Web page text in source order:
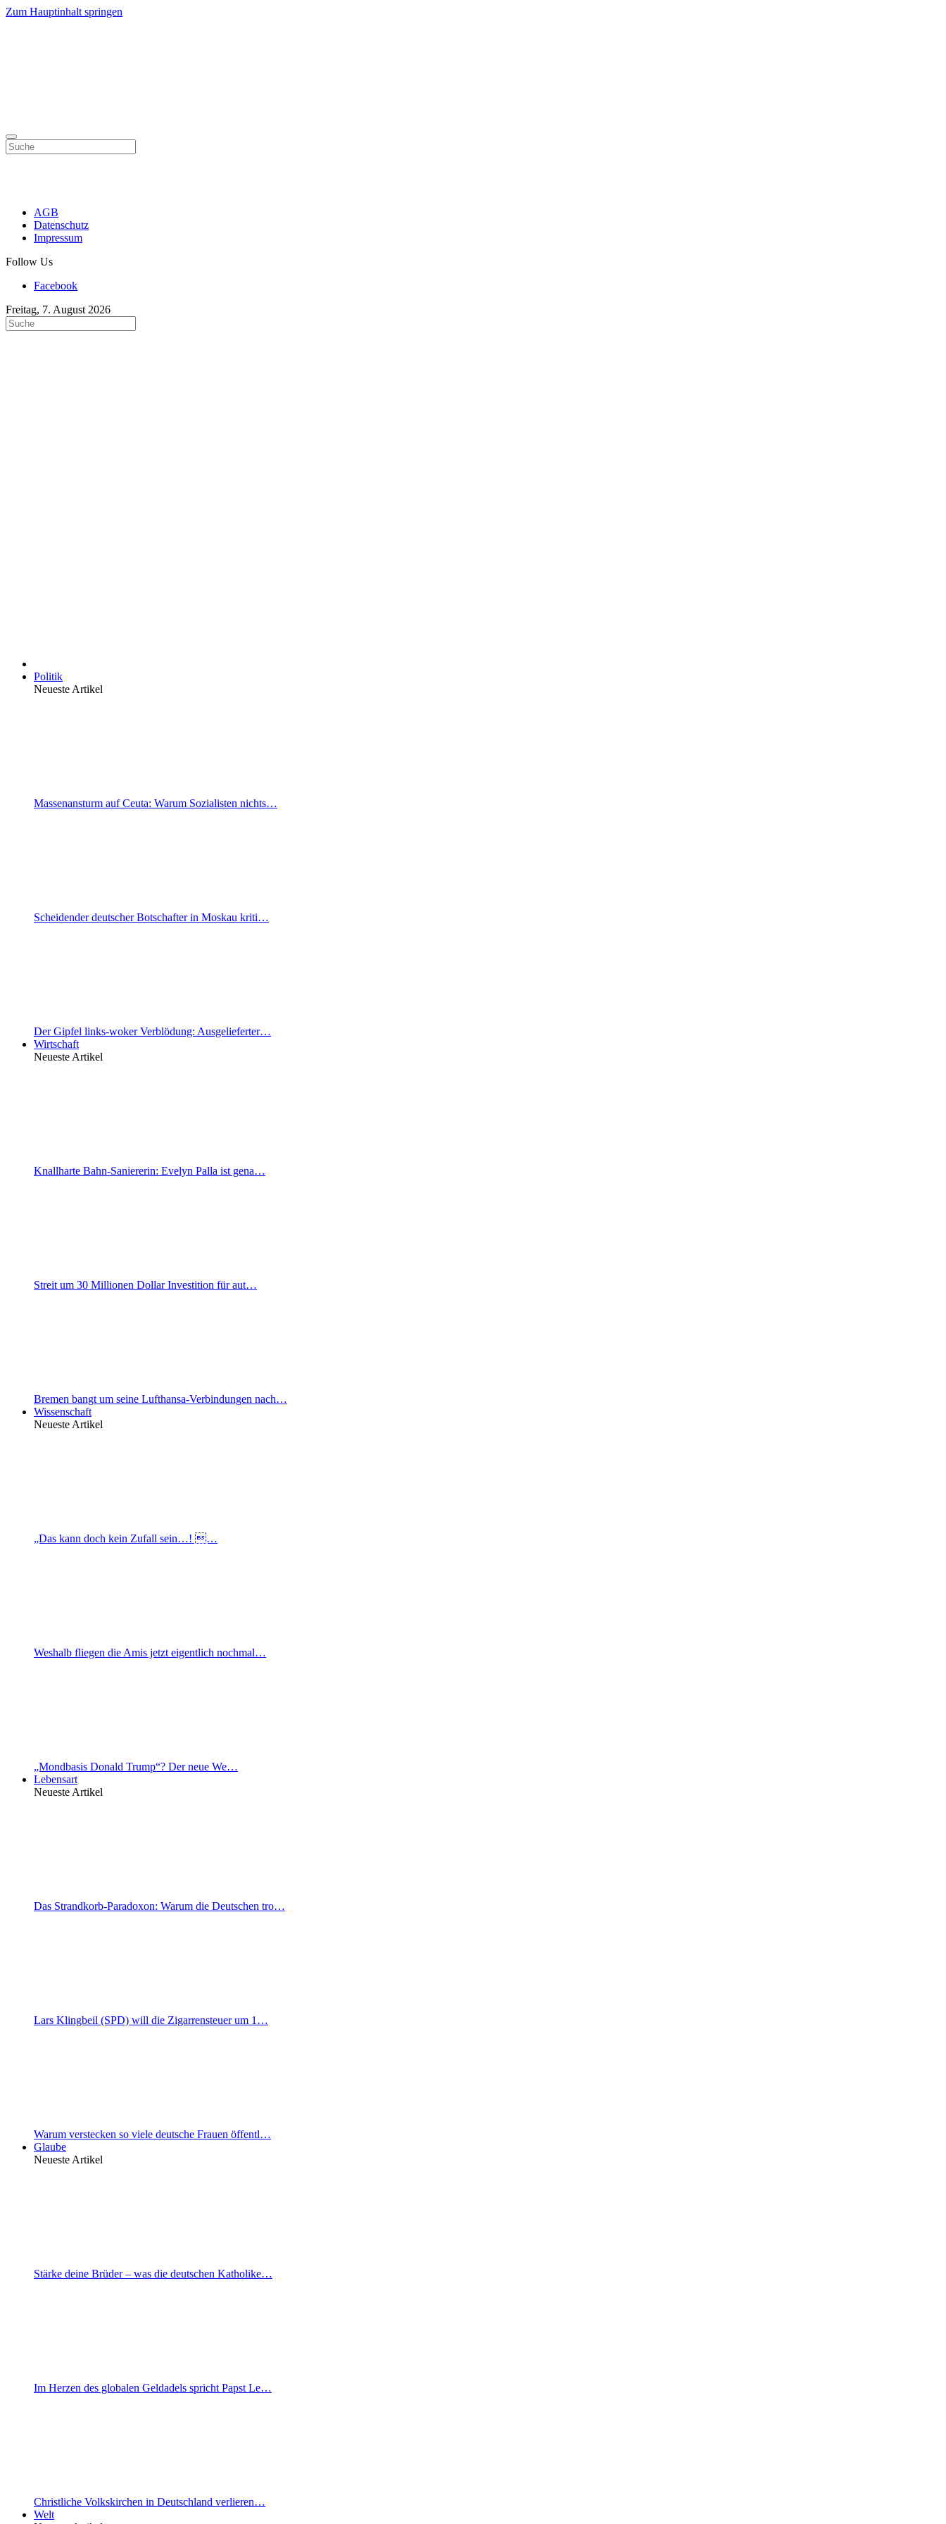
Zum Hauptinhalt springen
AGB
Datenschutz
Impressum
Follow Us
Facebook
Freitag, 7. August 2026
Politik
Neueste Artikel
Massenansturm auf Ceuta: Warum Sozialisten nichts…
Scheidender deutscher Botschafter in Moskau kriti…
Der Gipfel links-woker Verblödung: Ausgelieferter…
Wirtschaft
Neueste Artikel
Knallharte Bahn-Saniererin: Evelyn Palla ist gena…
Streit um 30 Millionen Dollar Investition für aut…
Bremen bangt um seine Lufthansa-Verbindungen nach…
Wissenschaft
Neueste Artikel
„Das kann doch kein Zufall sein…! …
Weshalb fliegen die Amis jetzt eigentlich nochmal…
„Mondbasis Donald Trump“? Der neue We…
Lebensart
Neueste Artikel
Das Strandkorb-Paradoxon: Warum die Deutschen tro…
Lars Klingbeil (SPD) will die Zigarrensteuer um 1…
Warum verstecken so viele deutsche Frauen öffentl…
Glaube
Neueste Artikel
Stärke deine Brüder – was die deutschen Katholike…
Im Herzen des globalen Geldadels spricht Papst Le…
Christliche Volkskirchen in Deutschland verlieren…
Welt